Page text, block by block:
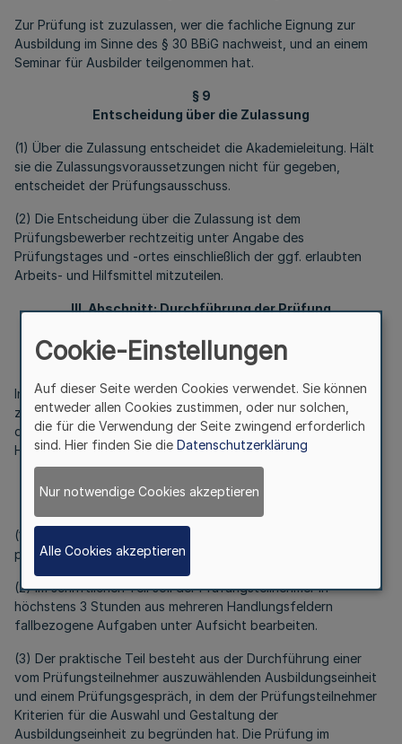
Zur Prüfung ist zuzulassen, wer die fachliche Eignung zur
Ausbildung im Sinne des § 30 BBiG nachweist, und an einem
Seminar für Ausbilder teilgenommen hat.
§ 9
Entscheidung über die Zulassung
(1) Über die Zulassung entscheidet die Akademieleitung. Hält
sie die Zulassungsvoraussetzungen nicht für gegeben,
entscheidet der Prüfungsausschuss.
(2) Die Entscheidung über die Zulassung ist dem
Prüfungsbewerber rechtzeitig unter Angabe des
Prüfungstages und -ortes einschließlich der ggf. erlaubten
Arbeits- und Hilfsmittel mitzuteilen.
III. Abschnitt: Durchführung der Prüfung
§ 10
Prüfungsgegenstand
In der Prüfung hat der Prüfungsteilnehmer die Qualifikation
zum selbständigen Planen, Durchführen und Kontrollieren in
den in § 2 der Ausbilder-Eignungsverordnung aufgeführten
Handlungsfeldern nachzuweisen.
§ 11
Gliederung der Prüfung
(1) Die Prüfung besteht aus einem schriftlichen und einem
praktischen Teil.
(2) Im schriftlichen Teil soll der Prüfungsteilnehmer in
höchstens 3 Stunden aus mehreren Handlungsfeldern
fallbezogene Aufgaben unter Aufsicht bearbeiten.
(3) Der praktische Teil besteht aus der Durchführung einer
vom Prüfungsteilnehmer auszuwählenden Ausbildungseinheit
und einem Prüfungsgespräch, in dem der Prüfungsteilnehmer
Kriterien für die Auswahl und Gestaltung der
Ausbildungseinheit zu begründen hat. Die Prüfung im
Cookie-Einstellungen
Auf dieser Seite werden Cookies verwendet. Sie können
entweder allen Cookies zustimmen, oder nur solchen,
die für die Verwendung der Seite zwingend erforderlich
sind. Hier finden Sie die Datenschutzerklärung
Nur notwendige Cookies akzeptieren
Alle Cookies akzeptieren